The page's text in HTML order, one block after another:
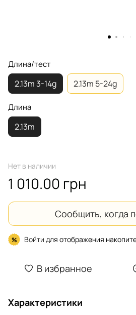
Длина/тест
2.13m 3-14g 2.13m 5-24g
Длина
2.13m
Нет в наличии
1 010.00 грн
Сообщить, когда
% Войти для отображения
В избранное
Характеристики